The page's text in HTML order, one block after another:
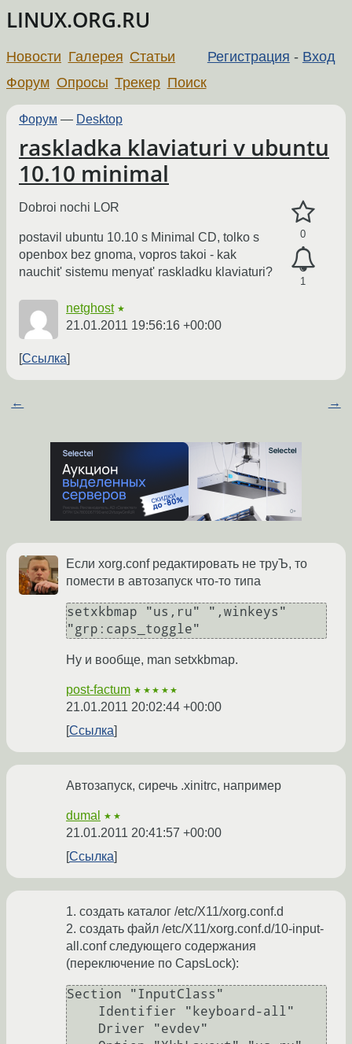
LINUX.ORG.RU
Регистрация - Вход
Новости Галерея Статьи
Форум Опросы Трекер Поиск
Форум — Desktop
raskladka klaviaturi v ubuntu
10.10 minimal
0
1
Dobroi nochi LOR
postavil ubuntu 10.10 s Minimal CD, tolko s
openbox bez gnoma, vopros takoi - kak
nauchit' sistemu menyat' raskladku klaviaturi?
netghost ★
21.01.2011 19:56:16 +00:00
Ссылка
← →
Если xorg.conf редактировать не труЪ, то
помести в автозапуск что-то типа
setxkbmap "us,ru" ",winkeys"
"grp:caps_toggle"
Ну и вообще, man setxkbmap.
post-factum ★★★★★
21.01.2011 20:02:44 +00:00
Ссылка
Автозапуск, сиречь .xinitrc, например
dumal ★★
21.01.2011 20:41:57 +00:00
Ссылка
1. создать каталог /etc/X11/xorg.conf.d
2. создать файл /etc/X11/xorg.conf.d/10-input-
all.conf следующего содержания
(переключение по CapsLock):
Section "InputClass"